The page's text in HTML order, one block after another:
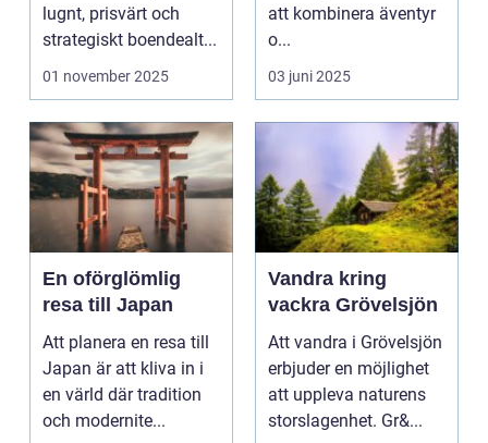
lugnt, prisvärt och
strategiskt boendealt...
01 november 2025
att kombinera äventyr
o...
03 juni 2025
En oförglömlig
resa till Japan
Att planera en resa till
Japan är att kliva in i
en värld där tradition
och modernite...
Vandra kring
vackra Grövelsjön
Att vandra i Grövelsjön
erbjuder en möjlighet
att uppleva naturens
storslagenhet. Gr&...